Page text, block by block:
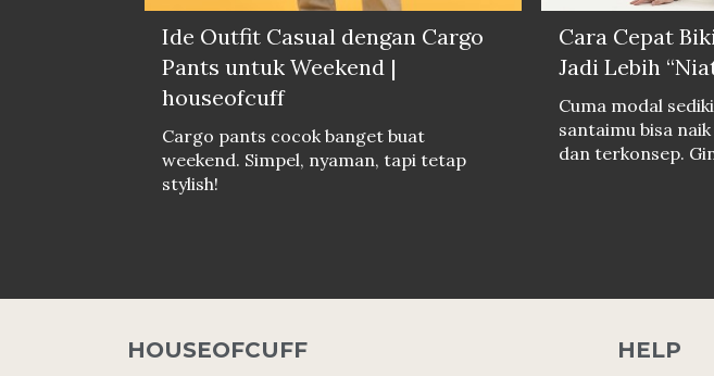
Ide Outfit Casual dengan Cargo
Pants untuk Weekend |
houseofcuff
Cargo pants cocok banget buat
weekend. Simpel, nyaman, tapi tetap
stylish!
Cara Cepat
Jadi Lebih
Cuma modal
santaimu bisa
dan terkonsep.
HOUSEOFCUFF HELP